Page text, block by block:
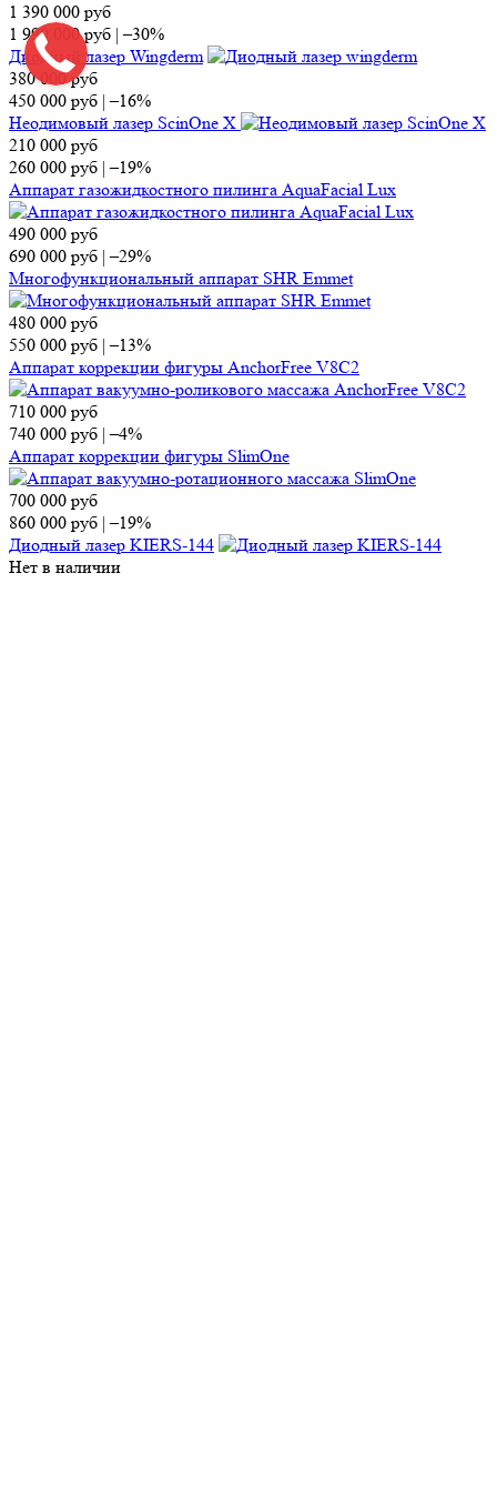
1 390 000 руб
1 990 000руб |–30%
Диодный лазер Wingderm
380 000руб
450 000 руб |–16%
Неодимовый лазер ScinOne X
210 000 руб
260 000 руб |–19%
Аппарат газожидкостного пилинга AquaFacial Lux
490 000 руб
690 000 руб |–29%
Многофункциональный аппарат SHR Emmet
480 000 руб
550 000 руб |–13%
Аппарат коррекции фигуры AnchorFree V8C2
710 000 руб
740 000 руб |–4%
Аппарат коррекции фигуры SlimOne
700 000 руб
860 000 руб |–19%
Диодный лазер KIERS-144
Нет в наличии